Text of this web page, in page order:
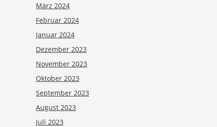
März 2024
Februar 2024
Januar 2024
Dezember 2023
November 2023
Oktober 2023
September 2023
August 2023
Juli 2023